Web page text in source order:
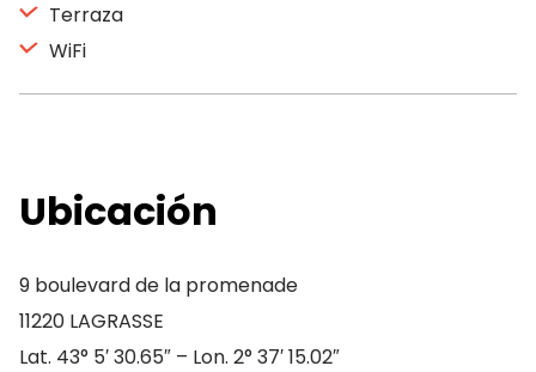
Terraza
WiFi
Ubicación
9 boulevard de la promenade
11220 LAGRASSE
Lat. 43° 5′ 30.65″ – Lon. 2° 37′ 15.02″